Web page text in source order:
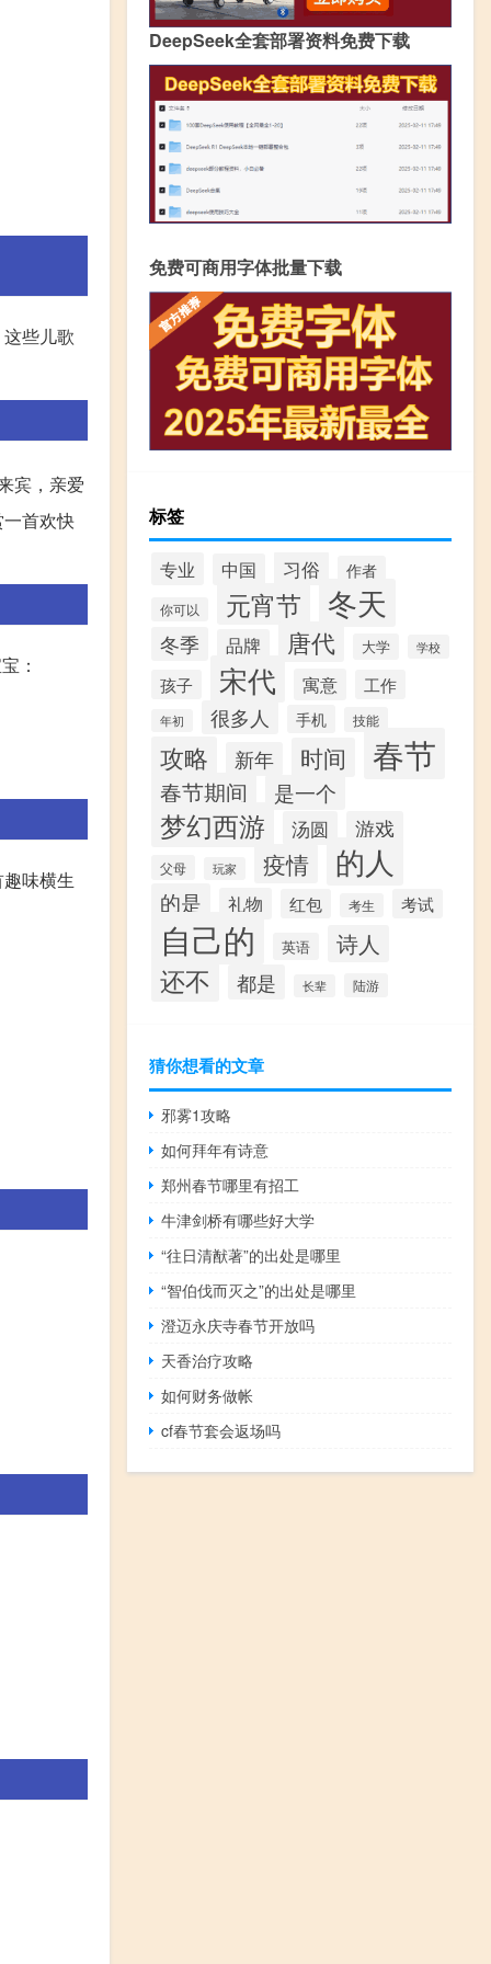
些儿歌
宾，亲爱
首欢快
：
味横生
DeepSeek全套部署资料免费下载
免费可商用字体批量下载
标签
专业 中国 习俗 作者
你可以 元宵节 冬天
冬季 品牌 唐代 大学 学校
孩子 宋代 寓意 工作
年初 很多人 手机 技能
攻略 新年 时间 春节
春节期间 是一个
梦幻西游 汤圆 游戏
父母 玩家 疫情 的人
的是 礼物 红包 考生 考试
自己的 英语 诗人
还不 都是 长辈 陆游
猜你想看的文章
邪雾1攻略
如何拜年有诗意
郑州春节哪里有招工
牛津剑桥有哪些好大学
“往日清猷著”的出处是哪里
“智伯伐而灭之”的出处是哪里
澄迈永庆寺春节开放吗
天香治疗攻略
如何财务做帐
cf春节套会返场吗